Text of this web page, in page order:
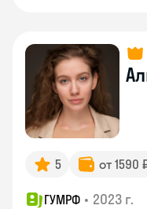
5 от 1590
ГУМРФ • 2023 г.